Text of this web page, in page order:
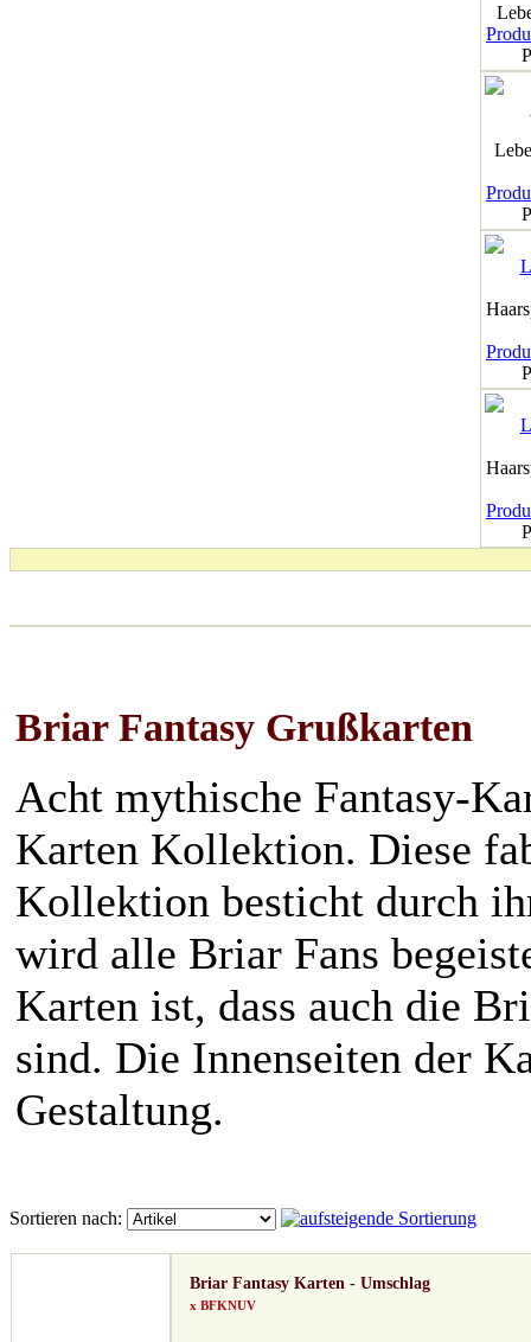
Briar Fantasy Grußkarten
Acht mythische Fantasy-
Karten Kollektion. Diese
Kollektion besticht durch
wird alle Briar Fans
Karten ist, dass auch die
sind. Die Innenseiten der
Gestaltung.
Sortieren nach:
Briar Fantasy Karten - Umschlag
x BFKNUV